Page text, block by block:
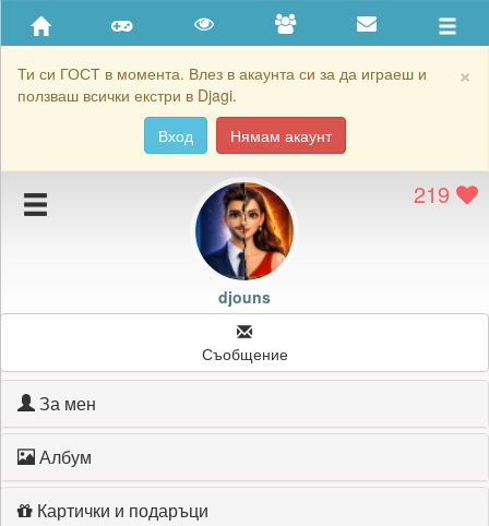
×
Ти си ГОСТ в момента. Влез в акаунта си за да играеш и
ползваш всички екстри в Djagi.
Вход
Нямам акаунт
Приятели
Хронология на игри
Подаръците на djouns
Картичките на djouns
219
djouns
Съобщение
За мен
Албум
Картички и подаръци